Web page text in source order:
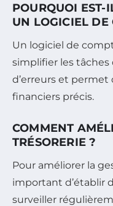
POURQUOI EST-
UN LOGICIEL DE
Un logiciel de
simplifier les
d’erreurs et
financiers précis.
COMMENT
TRÉSORERIE ?
Pour améliorer la
important d’établir
surveiller